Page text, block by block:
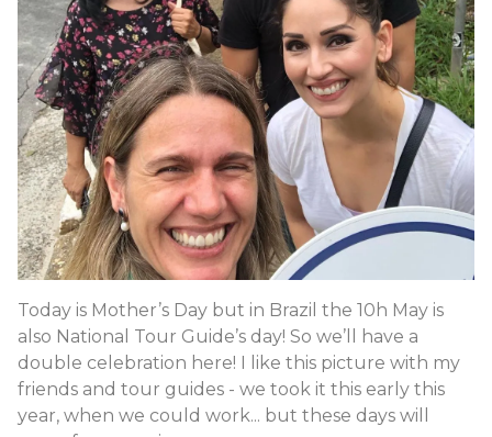
Today is Mother’s Day but in Brazil the 10h May is
also National Tour Guide’s day! So we’ll have a
double celebration here! I like this picture with my
friends and tour guides - we took it this early this
year, when we could work... but these days will